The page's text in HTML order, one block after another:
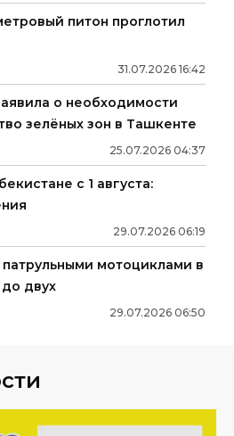
питон проглотил
31.07.2026 16:42
о необходимости
зелёных зон в Ташкенте
25.07.2026 04:37
с 1 августа:
29.07.2026 06:19
мотоциклами в
двух
29.07.2026 06:50